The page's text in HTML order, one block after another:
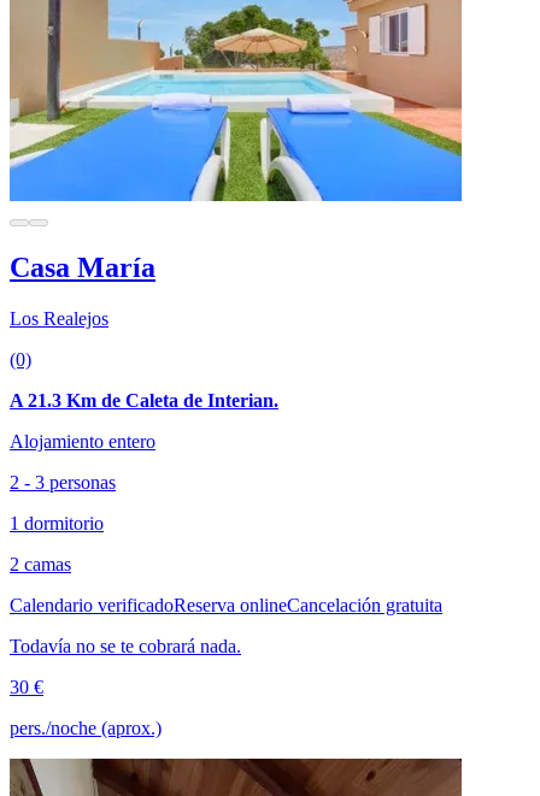
Casa María
Los Realejos
(0)
A 21.3 Km de Caleta de Interian.
Alojamiento entero
2 - 3 personas
1 dormitorio
2 camas
Calendario verificadoReserva onlineCancelación gratuita
Todavía no se te cobrará nada.
30 €
pers./noche (aprox.)